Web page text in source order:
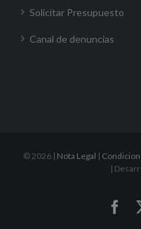
Solicitar Presupuesto
Canal de denuncias
©2026 | Nota Legal |
|